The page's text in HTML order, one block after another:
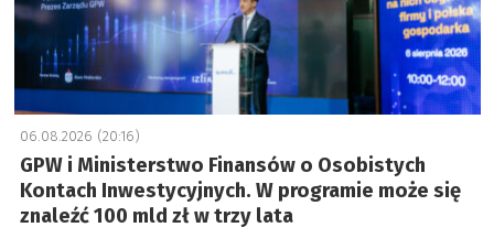
06.08.2026 (20:16)
GPW i Ministerstwo Finansów o Osobistych
Kontach Inwestycyjnych. W programie może się
znaleźć 100 mld zł w trzy lata